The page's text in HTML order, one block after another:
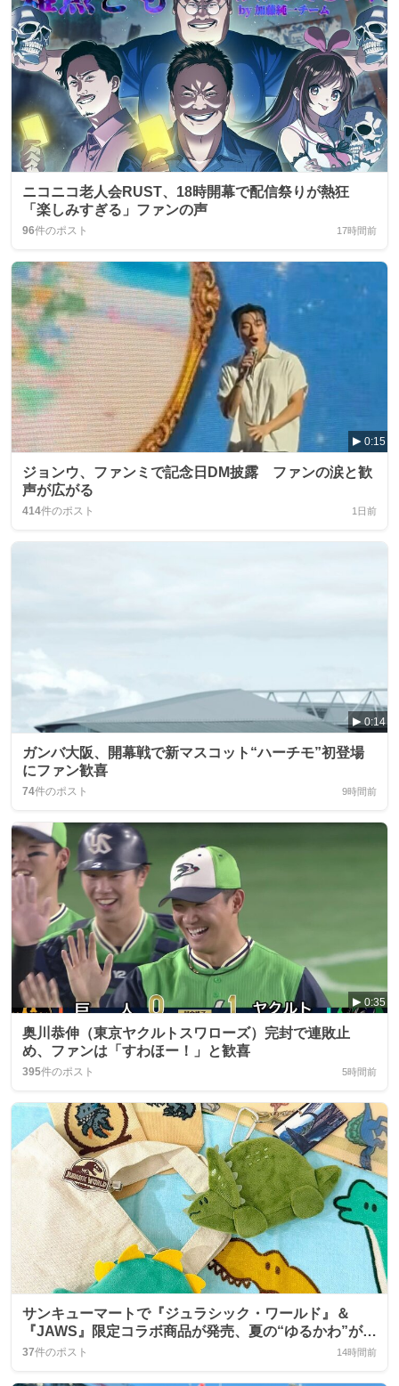
ニコニコ老人会RUST、18時開幕で配信祭りが熱狂
「楽しみすぎる」ファンの声
96件のポスト 17時間前
0:15
ジョンウ、ファンミで記念日DM披露 ファンの涙と歓
声が広がる
414件のポスト 1日前
0:14
ガンバ大阪、開幕戦で新マスコット“ハーチモ”初登場
にファン歓喜
74件のポスト 9時間前
0:35
奥川恭伸（東京ヤクルトスワローズ）完封で連敗止
め、ファンは「すわほー！」と歓喜
395件のポスト 5時間前
サンキューマートで『ジュラシック・ワールド』＆
『JAWS』限定コラボ商品が発売、夏の“ゆるかわ”が話
題に
37件のポスト 14時間前